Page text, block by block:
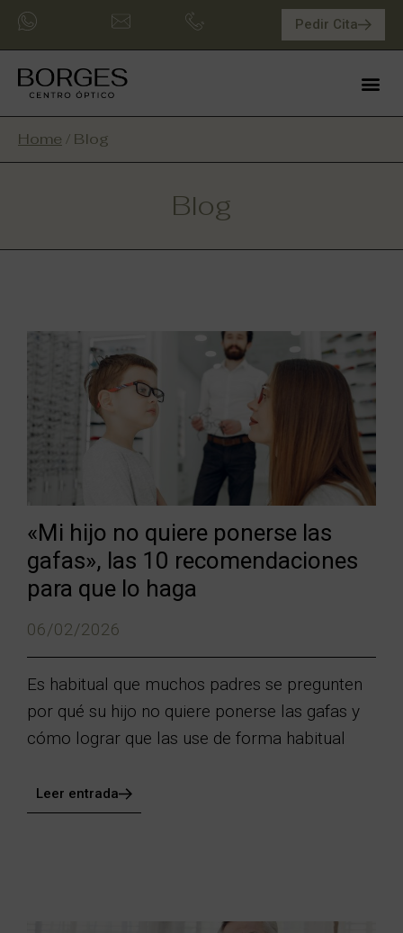
Pedir Cita
Home / Blog
Blog
«Mi hijo no quiere ponerse las
gafas», las 10 recomendaciones
para que lo haga
06/02/2026
Es habitual que muchos padres se pregunten
por qué su hijo no quiere ponerse las gafas y
cómo lograr que las use de forma habitual
Leer entrada